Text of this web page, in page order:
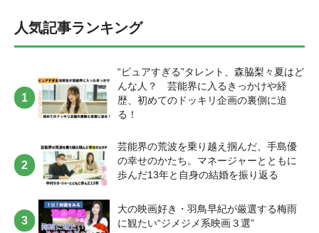
すが、単純に「私セリフ覚えられるんだ」って思いましたね（笑）。
ない言葉やはじめて知ることは調べて、台本にメモしていました。そ
こは主演ならではの大変さだなと思いましたし、役を通じて、私も成
長できたなと思いました。 ところどころに付箋が貼ってある鈴木ゆう
かの台本 ──W主演ということで、同じプラチナムプロダクションに所
属している小宮璃央さんも主演を演じています。小宮さんの印象はい
ど、改めて「子犬みたい」って思いました（笑）。年下で、人懐っこ
いんですよね。でも、ちゃんとスイッチが切り替えられる方で、取材
とかも一緒に受けたんですけど、19歳とは思えないぐらいしっかりし
んの他にも、石川翔鈴さんや西岡星汰さんなど、プラチナムプロダク
ション所属のタレントが多く出演されています。みなさんとお話する
機会も多かったのではないでしょうか？ そうですね、かなりアットホ
人気記事ランキング
“ピュアすぎる”タレント、森脇梨々夏はど
んな人？ 芸能界に入るきっかけや経
歴、初めてのドッキリ企画の裏側に迫
る！
芸能界の荒波を乗り越え掴んだ、手島優
の幸せのかたち。マネージャーとともに
歩んだ13年と自身の結婚を振り返る
大の映画好き・羽鳥早紀が厳選する梅雨
に観たい“ジメジメ系映画３選”